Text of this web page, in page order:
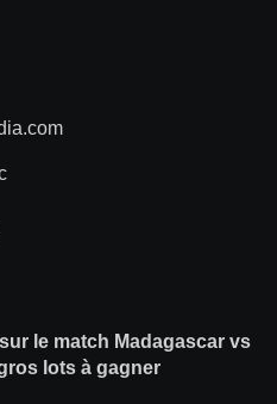
le match Madagascar vs
lots à gagner